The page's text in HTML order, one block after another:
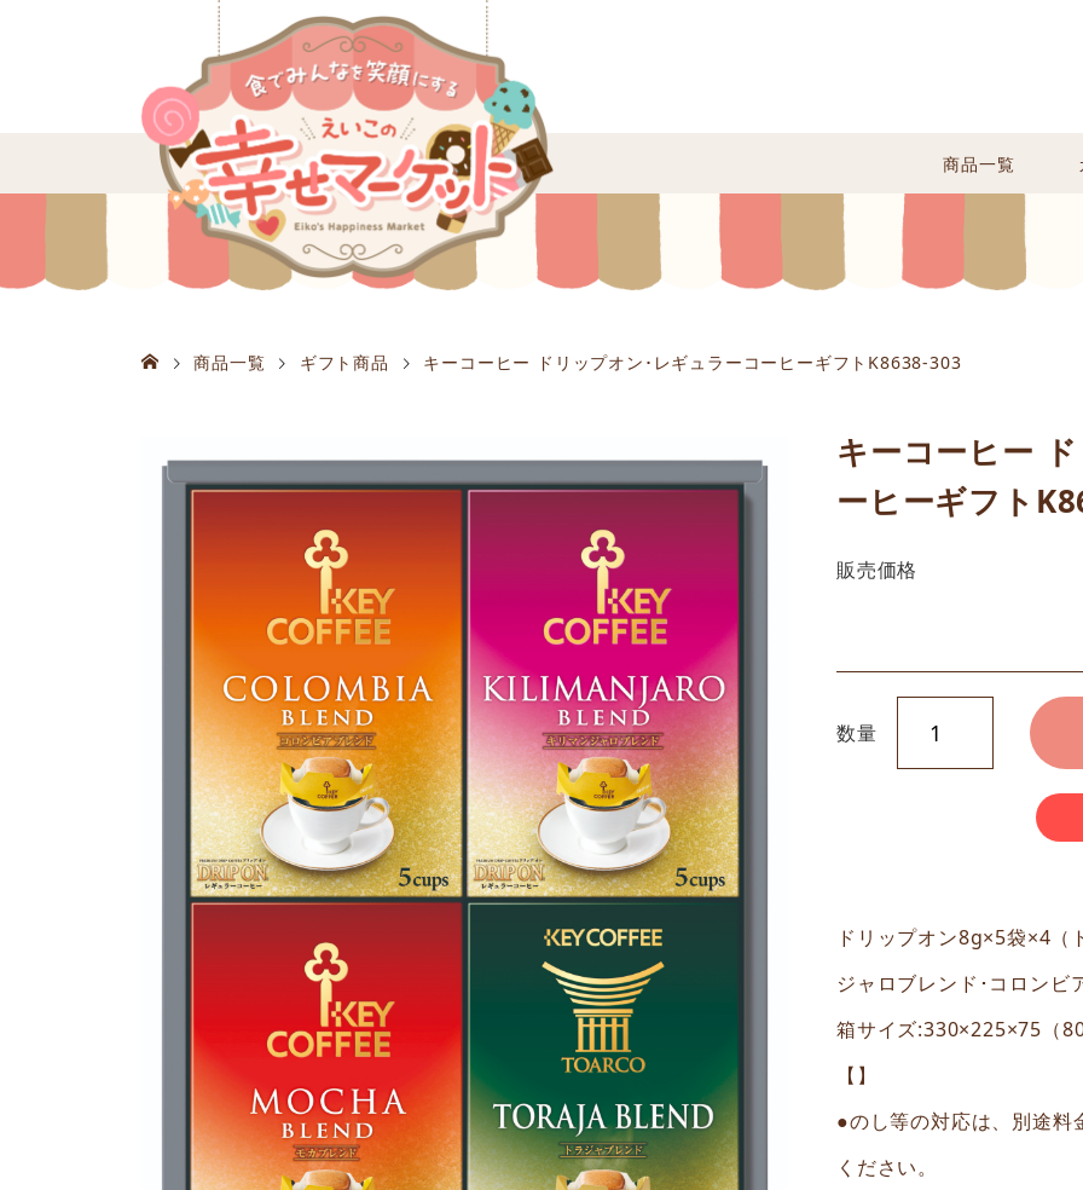
商品一覧
商品一覧 ギフト商品 キーコーヒー ドリップオン･レギュラーコーヒーギフトK8638-303
キーコーヒー
ーヒーギフト
ドリップオン8g×5袋×4（
ジャロブレンド･コロンビ
箱サイズ:330×225×75（80
【】
●のし等の対応は、別途料
ください。
販売価格
数量